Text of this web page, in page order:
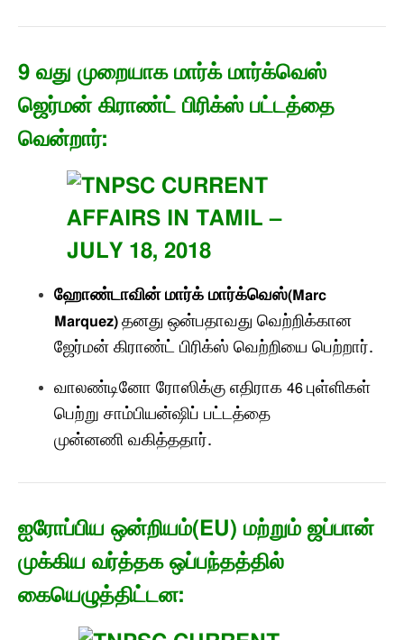
9 வது முறையாக மார்க் மார்க்வெஸ்
ஜெர்மன் கிராண்ட் பிரிக்ஸ் பட்டத்தை
வென்றார்:
ஹோண்டாவின் மார்க் மார்க்வெஸ்(Marc
Marquez) தனது ஒன்பதாவது வெற்றிக்கான
ஜேர்மன் கிராண்ட் பிரிக்ஸ் வெற்றியை பெற்றார்.
வாலண்டினோ ரோஸிக்கு எதிராக 46 புள்ளிகள்
பெற்று சாம்பியன்ஷிப் பட்டத்தை
முன்னணி வகித்ததார்.
ஐரோப்பிய ஒன்றியம்(EU) மற்றும் ஜப்பான்
முக்கிய வர்த்தக ஒப்பந்தத்தில்
கையெழுத்திட்டன: